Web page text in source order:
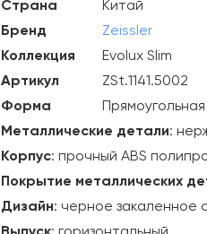
Страна
Китай
Бренд
Zeissler
Коллекция
Evolux Slim
Артикул
ZSt.1141.5002
Форма
Прямоугольная
Металлические детали:
Корпус: прочный ABS
Покрытие металлических
Дизайн: черное закаленное